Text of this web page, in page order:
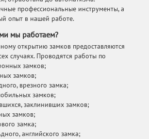
профессиональные инструменты, а
опыт в нашей работе.
мы работаем?
открытию замков предоставляются
случаях. Проводятся работы по
замков;
замков;
врезного замка;
замков;
заклинивших замков;
замков;
замка;
английского замка;